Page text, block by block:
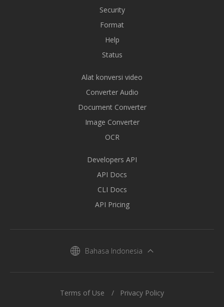
Security
Format
Help
Status
Alat konversi video
Converter Audio
Document Converter
Image Converter
OCR
Developers API
API Docs
CLI Docs
API Pricing
Bahasa Indonesia
Terms of Use Privacy Policy